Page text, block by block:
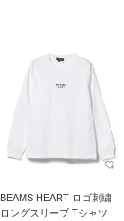
BEAMS HEART ロゴ刺繍
ロングスリーブ Tシャツ